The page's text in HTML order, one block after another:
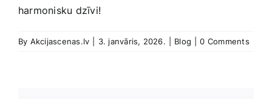
harmonisku dzīvi!
By Akcijascenas.lv 3. janvāris, 2026. Blog 0 Comments